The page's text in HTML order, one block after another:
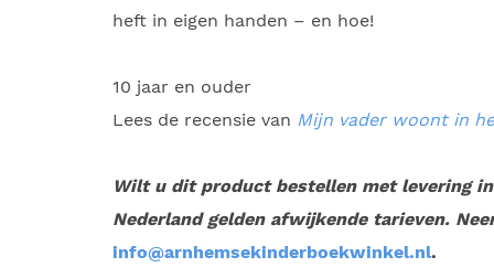
heft in eigen handen – en hoe!
10 jaar en ouder
Lees de recensie van Mijn vader woont in
Wilt u dit product bestellen met levering
Nederland gelden afwijkende tarieven.
info@arnhemsekinderboekwinkel.nl.